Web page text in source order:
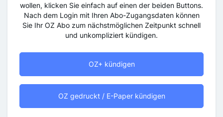
wollen, klicken Sie einfach auf einen der beiden Buttons.
Nach dem Login mit Ihren Abo-Zugangsdaten können
Sie Ihr OZ Abo zum nächstmöglichen Zeitpunkt schnell
und unkompliziert kündigen.
OZ+ kündigen
OZ gedruckt / E-Paper kündigen